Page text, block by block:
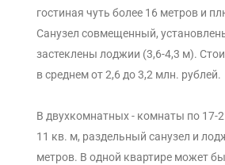
гостиная чуть более 16 метров и
Санузел совмещенный,
застеклены лоджии (3,6-4,3 м).
в среднем от 2,6 до 3,2 млн. рублей.
В двухкомнатных - комнаты по 17-
11 кв. м, раздельный санузел и
метров. В одной квартире может